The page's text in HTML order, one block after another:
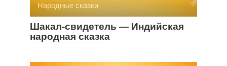
Народные сказки
Шакал-свидетель — Индийская
народная сказка